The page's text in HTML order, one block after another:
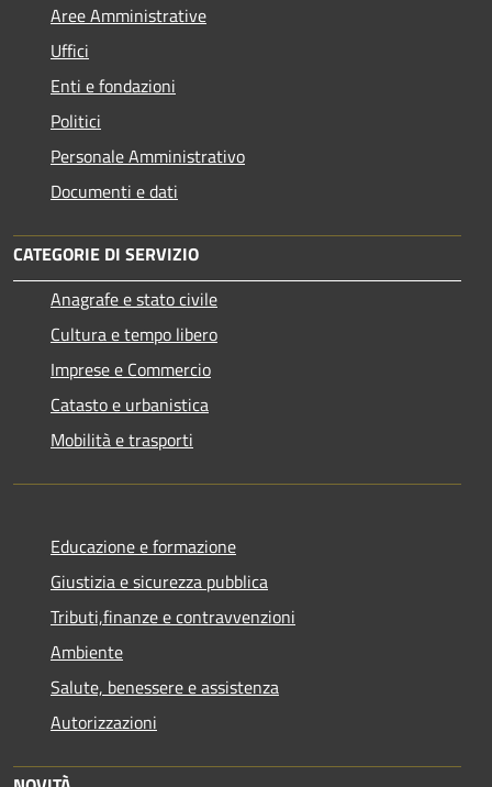
Aree Amministrative
Uffici
Enti e fondazioni
Politici
Personale Amministrativo
Documenti e dati
CATEGORIE DI SERVIZIO
Anagrafe e stato civile
Cultura e tempo libero
Imprese e Commercio
Catasto e urbanistica
Mobilità e trasporti
Educazione e formazione
Giustizia e sicurezza pubblica
Tributi,finanze e contravvenzioni
Ambiente
Salute, benessere e assistenza
Autorizzazioni